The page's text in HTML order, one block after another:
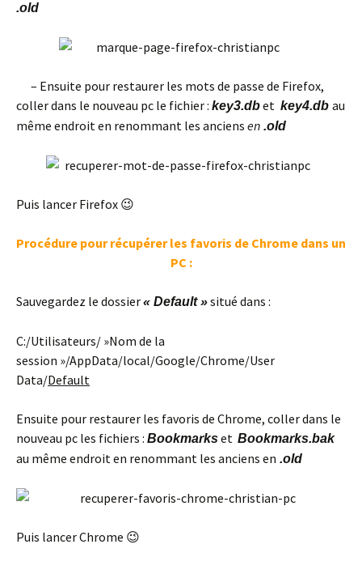
.old
– Ensuite pour restaurer les mots de passe de Firefox,
coller dans le nouveau pc le fichier : key3.dbet key4.db au
même endroit en renommant les anciens en .old
Puis lancer Firefox 😉
Procédure pour récupérer les favoris de Chrome dans un
PC :
Sauvegardez le dossier« Default »situé dans :
C:/Utilisateurs/ »Nom de la
session »/AppData/local/Google/Chrome/User
Data/Default
Ensuite pour restaurer les favoris de Chrome, coller dans le
nouveau pc les fichiers : Bookmarkset Bookmarks.bak
au même endroit en renommant les anciens en .old
Puis lancer Chrome 😉